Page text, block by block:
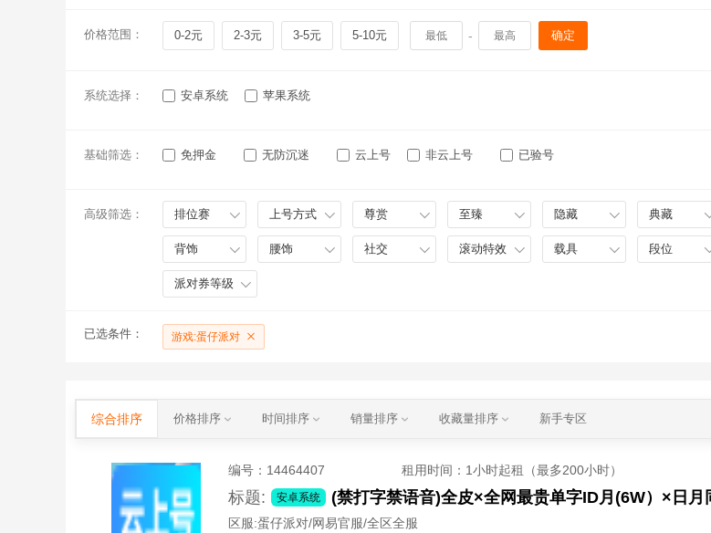
价格范围： 0-2元 2-3元 3-5元 5-10元 - 确定
系统选择： 安卓系统 苹果系统
基础筛选： 免押金 无防沉迷 云上号 非云上号 已验号
高级筛选： 排位赛 上号方式 尊赏 至臻 隐藏 典藏
背饰 腰饰 社交 滚动特效 载具 段位
派对券等级
已选条件： 游戏:蛋仔派对
综合排序 价格排序 时间排序 销量排序 收藏量排序 新手专区
编号： 14464407 租用时间 ：1小时起租（最多200小时）
标题: 安卓系统
区服:蛋仔派对/网易官服/全区全服